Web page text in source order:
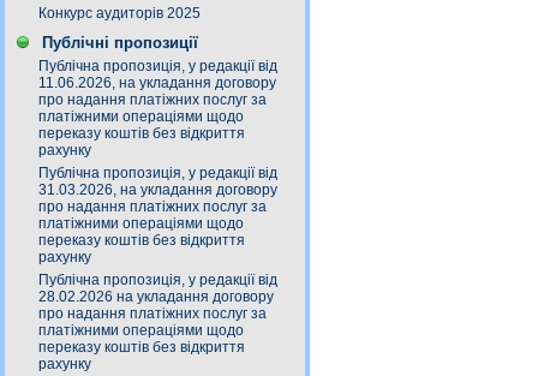
Конкурс аудиторів 2025
Публічні пропозиції
Публічна пропозиція, у редакції від
11.06.2026, на укладання договору
про надання платіжних послуг за
платіжними операціями щодо
переказу коштів без відкриття
рахунку
Публічна пропозиція, у редакції від
31.03.2026, на укладання договору
про надання платіжних послуг за
платіжними операціями щодо
переказу коштів без відкриття
рахунку
Публічна пропозиція, у редакції від
28.02.2026 на укладання договору
про надання платіжних послуг за
платіжними операціями щодо
переказу коштів без відкриття
рахунку